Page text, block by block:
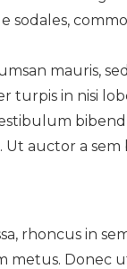
sodales,
mauris,
turpis in nisi
Ut auctor a
rhoncus in
metus. Donec